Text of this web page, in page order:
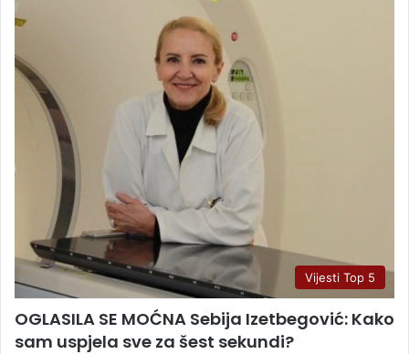
Vijesti Top 5
OGLASILA SE MOĆNA Sebija Izetbegović: Kako
sam uspjela sve za šest sekundi?